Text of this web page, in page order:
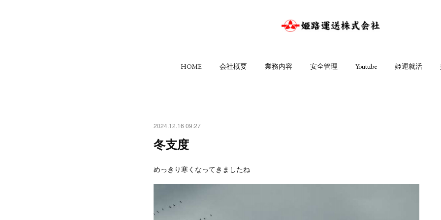
HOME 会社概要 業務内容 安全管理 Youtube 姫運就活
2024.12.16 09:27
冬支度
めっきり寒くなってきましたね